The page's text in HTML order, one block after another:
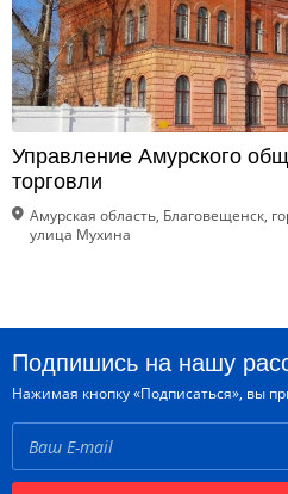
Управление Амурского
торговли
Амурская область, Благовещенск,
улица Мухина
Подпишись на нашу
Нажимая кнопку «Подписаться», вы